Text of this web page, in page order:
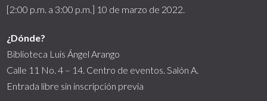
[2:00 p.m. a 3:00 p.m.] 10 de marzo de 2022.
¿Dónde?
Biblioteca Luis Ángel Arango
Calle 11 No. 4 – 14. Centro de eventos. Salón A.
Entrada libre sin inscripción previa